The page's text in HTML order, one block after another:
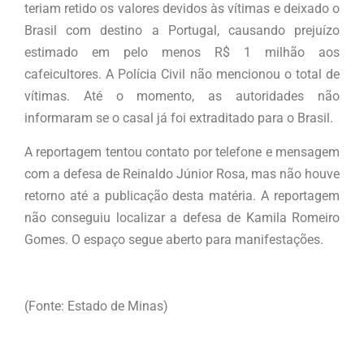
teriam retido os valores devidos às vítimas e deixado o
Brasil com destino a Portugal, causando prejuízo
estimado em pelo menos R$ 1 milhão aos
cafeicultores. A Polícia Civil não mencionou o total de
vítimas. Até o momento, as autoridades não
informaram se o casal já foi extraditado para o Brasil.
A reportagem tentou contato por telefone e mensagem
com a defesa de Reinaldo Júnior Rosa, mas não houve
retorno até a publicação desta matéria. A reportagem
não conseguiu localizar a defesa de Kamila Romeiro
Gomes. O espaço segue aberto para manifestações.
(Fonte: Estado de Minas)